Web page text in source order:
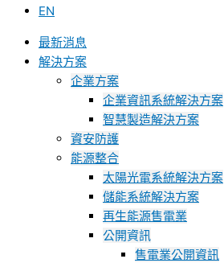
EN
最新消息
解決方案
企業方案
企業資訊系統解決方案
智慧製造解決方案
資安防護
能源整合
太陽光電系統解決方案
儲能系統解決方案
再生能源售電業
公開資訊
售電業公開資訊